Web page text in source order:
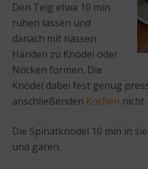
Den Teig etwa 10 min
ruhen lassen und
danach mit nassen
Händen zu Knödel oder
Nocken formen. Die
Knödel dabei fest genug
anschließenden Kochen nicht
Die Spinatknödel 10 min in
und garen.